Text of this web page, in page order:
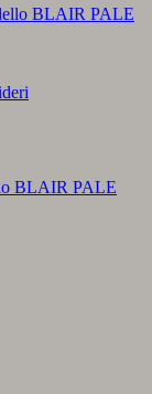
BLAIR PALE